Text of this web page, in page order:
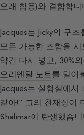
오래 침용)와 결합합니
Jacques는 Jicky의 구
모든 가능한 조합을 시
약간 다시 넣고, 30%의
오리엔탈 노트를 밀어
Jacques는 실험실에
같아!” 그의 천재성이
Shalimar이 탄생했습